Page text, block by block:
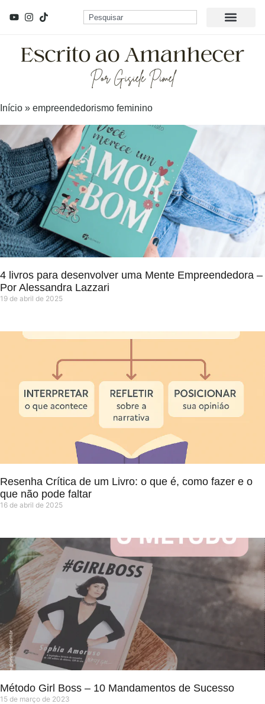
Início » empreendedorismo feminino
4 livros para desenvolver uma Mente Empreendedora –
Por Alessandra Lazzari
19 de abril de 2025
Resenha Crítica de um Livro: o que é, como fazer e o
que não pode faltar
16 de abril de 2025
Método Girl Boss – 10 Mandamentos de Sucesso
15 de março de 2023